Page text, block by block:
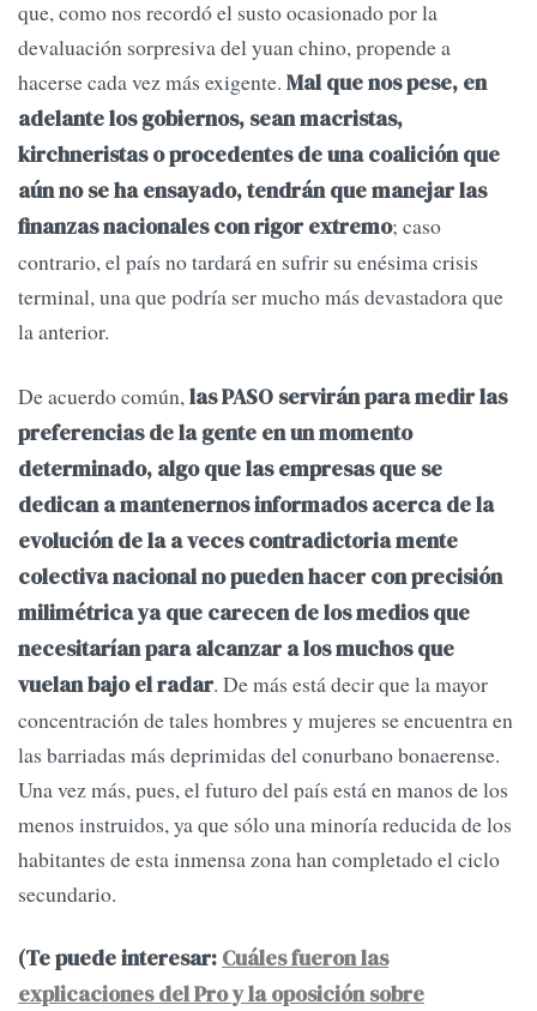
que, como nos recordó el susto ocasionado por la
devaluación sorpresiva del yuan chino, propende a
hacerse cada vez más exigente. Mal que nos pese, en
adelante los gobiernos, sean macristas,
kirchneristas o procedentes de una coalición que
aún no se ha ensayado, tendrán que manejar las
finanzas nacionales con rigor extremo; caso
contrario, el país no tardará en sufrir su enésima crisis
terminal, una que podría ser mucho más devastadora que
la anterior.
De acuerdo común,las PASO servirán para medir las
preferencias de la gente en un momento
determinado, algo que las empresas que se
dedican a mantenernos informados acerca de la
evolución de la a veces contradictoria mente
colectiva nacional no pueden hacer con precisión
milimétrica ya que carecen de los medios que
necesitarían para alcanzar a los muchos que
vuelan bajo el radar. De más está decir que la mayor
concentración de tales hombres y mujeres se encuentra en
las barriadas más deprimidas del conurbano bonaerense.
Una vez más, pues, el futuro del país está en manos de los
menos instruidos, ya que sólo una minoría reducida de los
habitantes de esta inmensa zona han completado el ciclo
secundario.
(Te puede interesar: Cuáles fueron las
explicaciones del Pro y la oposición sobre